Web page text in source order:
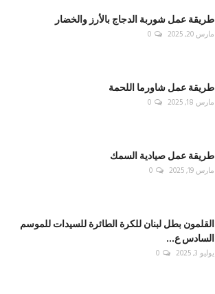
طريقة عمل شوربة الدجاج بالأرز والخضار
مارس 20, 2025 0
طريقة عمل شاورما اللحمة
مارس 18, 2025 0
طريقة عمل صيادية السمك
مارس 19, 2025 0
القلمون بطل لبنان للكرة الطائرة للسيدات للموسم
السادس ع...
يوليو 3, 2025 0